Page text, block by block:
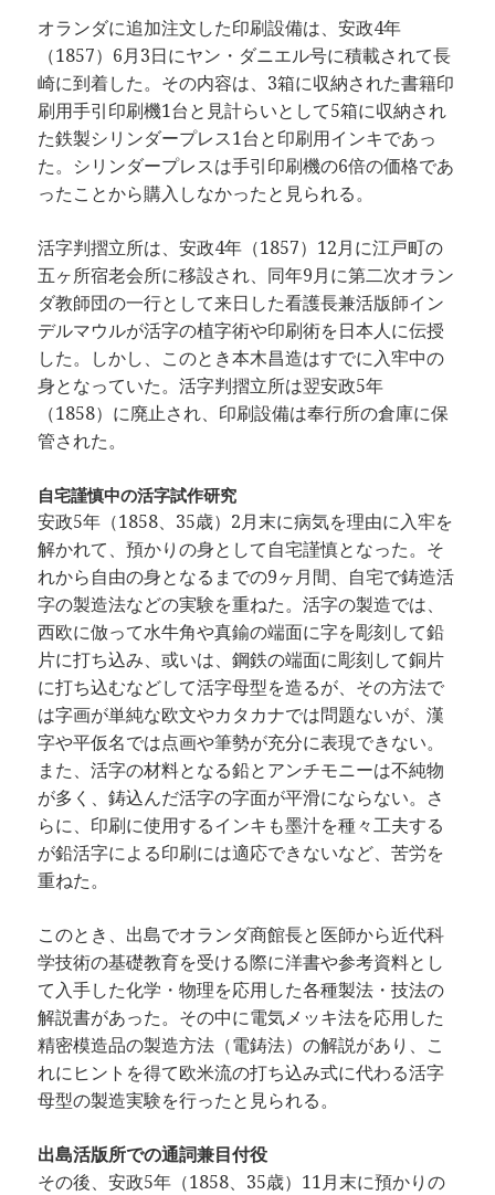
オランダに追加注文した印刷設備は、安政4年
（1857）6月3日にヤン・ダニエル号に積載されて長
崎に到着した。その内容は、3箱に収納された書籍印
刷用手引印刷機1台と見計らいとして5箱に収納され
た鉄製シリンダープレス1台と印刷用インキであっ
た。シリンダープレスは手引印刷機の6倍の価格であ
ったことから購入しなかったと見られる。
活字判摺立所は、安政4年（1857）12月に江戸町の
五ヶ所宿老会所に移設され、同年9月に第二次オラン
ダ教師団の一行として来日した看護長兼活版師イン
デルマウルが活字の植字術や印刷術を日本人に伝授
した。しかし、このとき本木昌造はすでに入牢中の
身となっていた。活字判摺立所は翌安政5年
（1858）に廃止され、印刷設備は奉行所の倉庫に保
管された。
自宅謹慎中の活字試作研究
安政5年（1858、35歳）2月末に病気を理由に入牢を
解かれて、預かりの身として自宅謹慎となった。そ
れから自由の身となるまでの9ヶ月間、自宅で鋳造活
字の製造法などの実験を重ねた。活字の製造では、
西欧に倣って水牛角や真鍮の端面に字を彫刻して鉛
片に打ち込み、或いは、鋼鉄の端面に彫刻して銅片
に打ち込むなどして活字母型を造るが、その方法で
は字画が単純な欧文やカタカナでは問題ないが、漢
字や平仮名では点画や筆勢が充分に表現できない。
また、活字の材料となる鉛とアンチモニーは不純物
が多く、鋳込んだ活字の字面が平滑にならない。さ
らに、印刷に使用するインキも墨汁を種々工夫する
が鉛活字による印刷には適応できないなど、苦労を
重ねた。
このとき、出島でオランダ商館長と医師から近代科
学技術の基礎教育を受ける際に洋書や参考資料とし
て入手した化学・物理を応用した各種製法・技法の
解説書があった。その中に電気メッキ法を応用した
精密模造品の製造方法（電鋳法）の解説があり、こ
れにヒントを得て欧米流の打ち込み式に代わる活字
母型の製造実験を行ったと見られる。
出島活版所での通詞兼目付役
その後、安政5年（1858、35歳）11月末に預かりの